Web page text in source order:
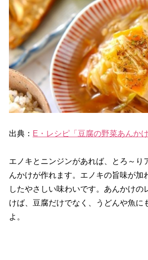
出典： E・レシピ「豆腐の野菜あんかけ
エノキとニンジンがあれば、とろ～り
んかけが作れます。エノキの旨味が加
したやさしい味わいです。あんかけの
けば、豆腐だけでなく、うどんや魚に
よ。